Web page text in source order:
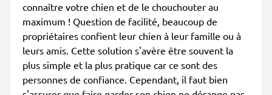
connaître votre chien et de le chouchouter au
maximum ! Question de facilité, beaucoup de
propriétaires confient leur chien à leur famille ou à
leurs amis. Cette solution s'avère être souvent la
plus simple et la plus pratique car ce sont des
personnes de confiance. Cependant, il faut bien